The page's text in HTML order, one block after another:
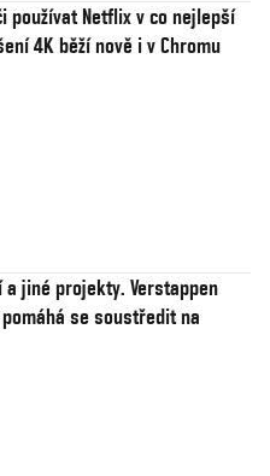
používat Netflix v co nejlepší
4K běží nově i v Chromu
a jiné projekty. Verstappen
se soustředit na